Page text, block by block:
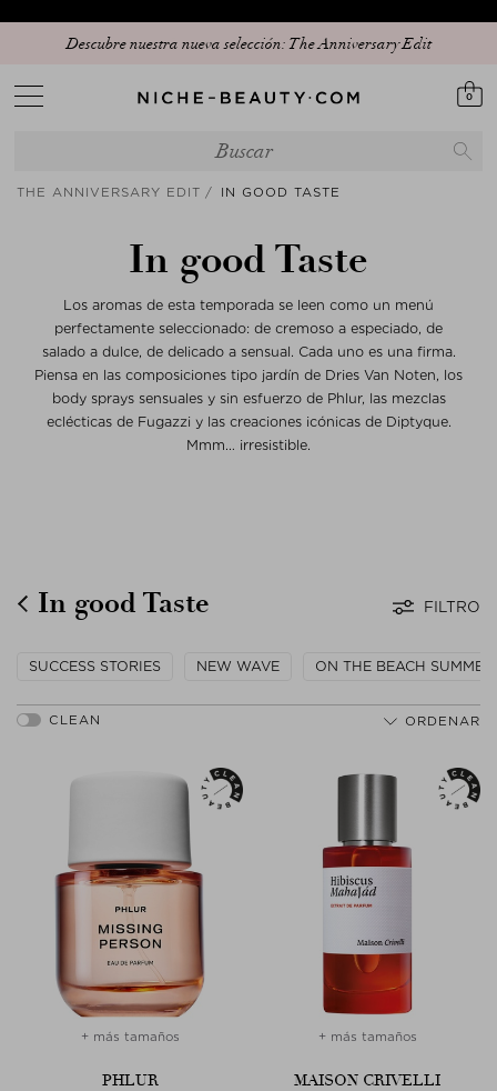
Descubre nuestra nueva selección: The Anniversary Edit
0
THE ANNIVERSARY EDIT IN GOOD TASTE
In good Taste
Los aromas de esta temporada se leen como un menú
perfectamente seleccionado: de cremoso a especiado, de
salado a dulce, de delicado a sensual. Cada uno es una firma.
Piensa en las composiciones tipo jardín de Dries Van Noten, los
body sprays sensuales y sin esfuerzo de Phlur, las mezclas
eclécticas de Fugazzi y las creaciones icónicas de Diptyque.
Mmm… irresistible.
In good Taste FILTRO
SUCCESS STORIES NEW WAVE ON THE BEACH SUMMER
ORDENAR
+ más tamaños
PHLUR
+ más tamaños
MAISON CRIVELLI